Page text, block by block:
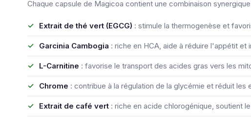
Chaque capsule de Magicoa contient une combinaison
Extrait de thé vert (EGCG) : stimule la thermogenèse et
Garcinia Cambogia : riche en HCA, aide à réduire l'appétit et
L-Carnitine : favorise le transport des acides gras vers les
Chrome : contribue à la régulation de la glycémie et réduit les
Extrait de café vert : riche en acide chlorogénique, soutient